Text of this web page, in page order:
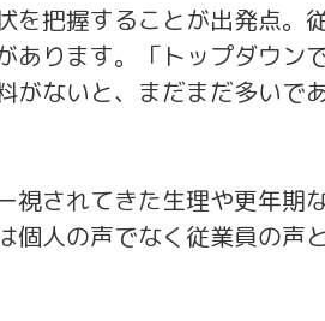
を把握することが出発点。
あります。「トップダウン
がないと、まだまだ多いで
視されてきた生理や更年期
個人の声でなく従業員の声